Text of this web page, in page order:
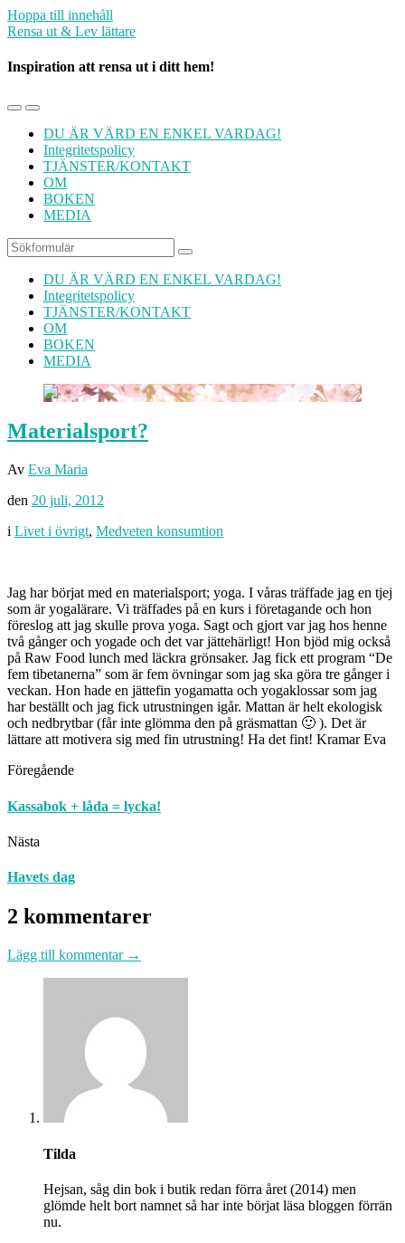
Hoppa till innehåll
Rensa ut & Lev lättare
Inspiration att rensa ut i ditt hem!
Slå
mobilmenyn
Slå
på/av
sökfältet
DU ÄR VÄRD EN ENKEL VARDAG!
Integritetspolicy
TJÄNSTER/KONTAKT
OM
BOKEN
MEDIA
Sök
DU ÄR VÄRD EN ENKEL VARDAG!
Integritetspolicy
TJÄNSTER/KONTAKT
OM
BOKEN
MEDIA
Materialsport?
Av Eva Maria
den 20 juli, 2012
i Livet i övrigt, Medveten konsumtion
Jag har börjat med en materialsport; yoga. I våras träffade jag en tjej
som är yogalärare. Vi träffades på en kurs i företagande och hon
föreslog att jag skulle prova yoga. Sagt och gjort var jag hos henne
två gånger och yogade och det var jättehärligt! Hon bjöd mig också
på Raw Food lunch med läckra grönsaker. Jag fick ett program “De
fem tibetanerna” som är fem övningar som jag ska göra tre gånger i
veckan. Hon hade en jättefin yogamatta och yogaklossar som jag
har beställt och jag fick utrustningen igår. Mattan är helt ekologisk
och nedbrytbar (får inte glömma den på gräsmattan 🙂 ). Det är
lättare att motivera sig med fin utrustning! Ha det fint! Kramar Eva
Föregående
Kassabok + låda = lycka!
Nästa
Havets dag
2 kommentarer
Lägg till kommentar →
Tilda
Hejsan, såg din bok i butik redan förra året (2014) men
glömde helt bort namnet så har inte börjat läsa bloggen förrän
nu.